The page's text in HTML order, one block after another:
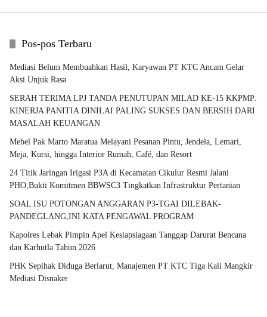
Pos-pos Terbaru
Mediasi Belum Membuahkan Hasil, Karyawan PT KTC Ancam Gelar
Aksi Unjuk Rasa
SERAH TERIMA LPJ TANDA PENUTUPAN MILAD KE-15 KKPMP:
KINERJA PANITIA DINILAI PALING SUKSES DAN BERSIH DARI
MASALAH KEUANGAN
Mebel Pak Marto Maratua Melayani Pesanan Pintu, Jendela, Lemari,
Meja, Kursi, hingga Interior Rumah, Café, dan Resort
24 Titik Jaringan Irigasi P3A di Kecamatan Cikulur Resmi Jalani
PHO,Bukti Komitmen BBWSC3 Tingkatkan Infrastruktur Pertanian
SOAL ISU POTONGAN ANGGARAN P3-TGAI DILEBAK-
PANDEGLANG,INI KATA PENGAWAL PROGRAM
Kapolres Lebak Pimpin Apel Kesiapsiagaan Tanggap Darurat Bencana
dan Karhutla Tahun 2026
PHK Sepihak Diduga Berlarut, Manajemen PT KTC Tiga Kali Mangkir
Mediasi Disnaker